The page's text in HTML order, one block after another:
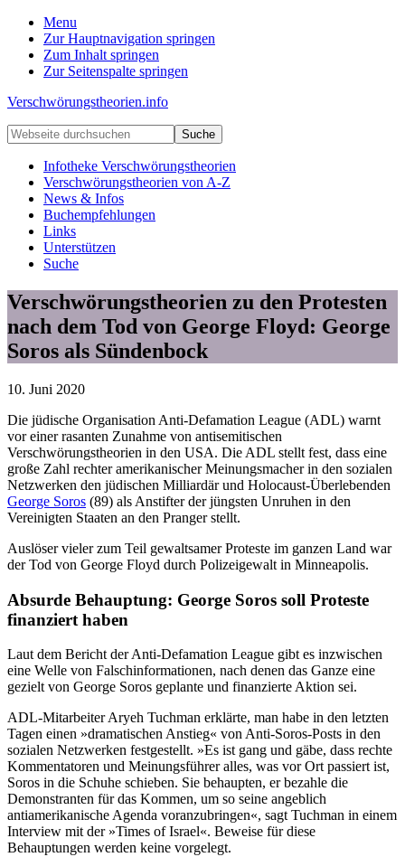
Menu
Zur Hauptnavigation springen
Zum Inhalt springen
Zur Seitenspalte springen
Verschwörungstheorien.info
Beiträge
zu
Merkmalen,
Funktionen
Risiken
konspirationistischen
Denkens
Webseite
durchsuchen
Infotheke Verschwörungstheorien
Verschwörungstheorien von A-Z
News & Infos
Buchempfehlungen
Links
Unterstützen
Suche
Verschwörungstheorien zu den Protesten
nach dem Tod von George Floyd: George
Soros als Sündenbock
10. Juni 2020
Die jüdische Organisation Anti-Defamation League (ADL) warnt
vor einer rasanten Zunahme von antisemitischen
Verschwörungstheorien in den USA. Die ADL stellt fest, dass eine
große Zahl rechter amerikanischer Meinungsmacher in den sozialen
Netzwerken den jüdischen Milliardär und Holocaust-Überlebenden
George Soros (89) als Anstifter der jüngsten Unruhen in den
Vereinigten Staaten an den Pranger stellt.
Auslöser vieler zum Teil gewaltsamer Proteste im ganzen Land war
der Tod von George Floyd durch Polizeigewalt in Minneapolis.
Absurde Behauptung: George Soros soll Proteste
finanziert haben
Laut dem Bericht der Anti-Defamation League gibt es inzwischen
eine Welle von Falschinformationen, nach denen das Ganze eine
gezielt von George Soros geplante und finanzierte Aktion sei.
ADL-Mitarbeiter Aryeh Tuchman erklärte, man habe in den letzten
Tagen einen »dramatischen Anstieg« von Anti-Soros-Posts in den
sozialen Netzwerken festgestellt. »Es ist gang und gäbe, dass rechte
Kommentatoren und Meinungsführer alles, was vor Ort passiert ist,
Soros in die Schuhe schieben. Sie behaupten, er bezahle die
Demonstranten für das Kommen, um so seine angeblich
antiamerikanische Agenda voranzubringen«, sagt Tuchman in einem
Interview mit der »Times of Israel«. Beweise für diese
Behauptungen werden keine vorgelegt.